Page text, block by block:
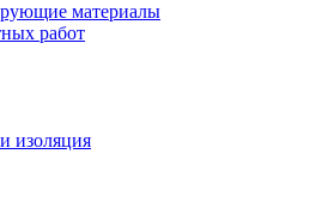
материалы
работ
изоляция